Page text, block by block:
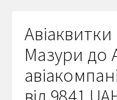
1 + 0 + 0
Мазури до